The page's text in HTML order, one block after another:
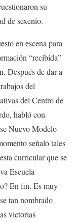
su
de sexenio.
en escena para
“recibida”
Después de dar a
del
del Centro de
habló con
Nuevo Modelo
señaló tales
curricular que se
Escuela
En fin. Es muy
tan nombrado
victorias